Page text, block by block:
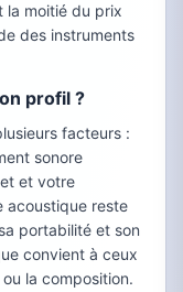
la moitié du prix
des instruments
profil ?
facteurs :
sonore
et votre
acoustique reste
portabilité et son
convient à ceux
ou la composition.